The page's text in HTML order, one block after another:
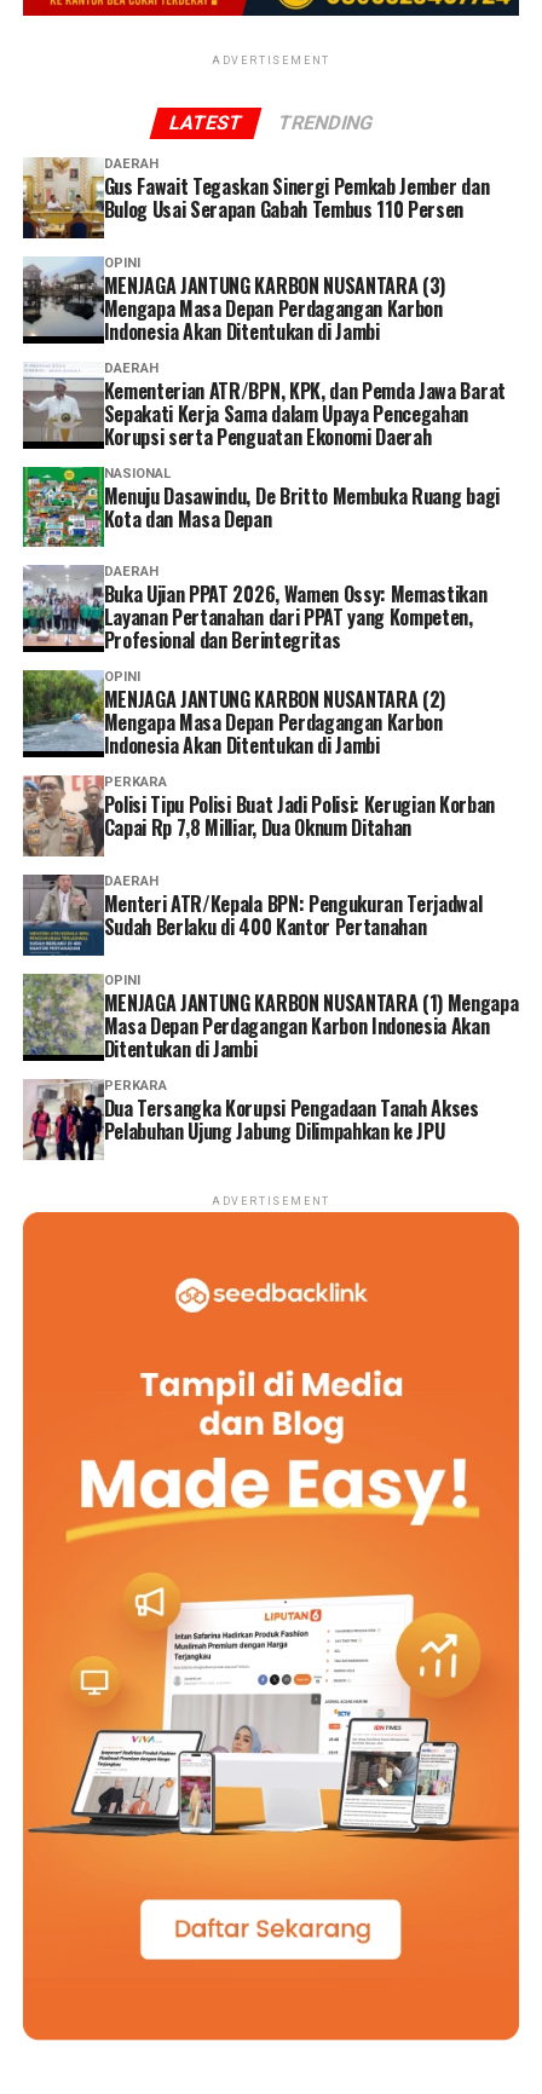
dalam kondisi sehat,” ujar Kombes Pol Erlan Munaji.
‎Ia menambahkan bahwa penyidik masih terus bekerja
keterangan saksi untuk mengungkap secara terang
peristiwa tersebut.
‎”Kami mengajak seluruh masyarakat agar tidak
berspekulasi terhadap perkara yang sedang ditangani.
Berikan kepercayaan kepada penyidik untuk bekerja
secara profesional. Siapa pun yang terbukti melakukan
tindak pidana akan diproses sesuai ketentuan hukum
yang berlaku, sementara kepentingan dan masa depan
korban tetap menjadi perhatian utama kami,” ujarnya.
Reporter:Juan Ambarita
ADVERTISEMENT
LATEST TRENDING
DAERAH
Gus Fawait Tegaskan Sinergi Pemkab Jember dan
Bulog Usai Serapan Gabah Tembus 110 Persen
OPINI
MENJAGA JANTUNG KARBON NUSANTARA (3)
Mengapa Masa Depan Perdagangan Karbon
Indonesia Akan Ditentukan di Jambi
DAERAH
Kementerian ATR/BPN, KPK, dan Pemda Jawa Barat
Sepakati Kerja Sama dalam Upaya Pencegahan
Korupsi serta Penguatan Ekonomi Daerah
NASIONAL
Menuju Dasawindu, De Britto Membuka Ruang bagi
Kota dan Masa Depan
DAERAH
Buka Ujian PPAT 2026, Wamen Ossy: Memastikan
Layanan Pertanahan dari PPAT yang Kompeten,
Profesional dan Berintegritas
OPINI
MENJAGA JANTUNG KARBON NUSANTARA (2)
Mengapa Masa Depan Perdagangan Karbon
Indonesia Akan Ditentukan di Jambi
PERKARA
Polisi Tipu Polisi Buat Jadi Polisi: Kerugian Korban
Capai Rp 7,8 Milliar, Dua Oknum Ditahan
DAERAH
Menteri ATR/Kepala BPN: Pengukuran Terjadwal
Sudah Berlaku di 400 Kantor Pertanahan
OPINI
MENJAGA JANTUNG KARBON NUSANTARA (1) Mengapa
Masa Depan Perdagangan Karbon Indonesia Akan
Ditentukan di Jambi
PERKARA
Dua Tersangka Korupsi Pengadaan Tanah Akses
Pelabuhan Ujung Jabung Dilimpahkan ke JPU
ADVERTISEMENT